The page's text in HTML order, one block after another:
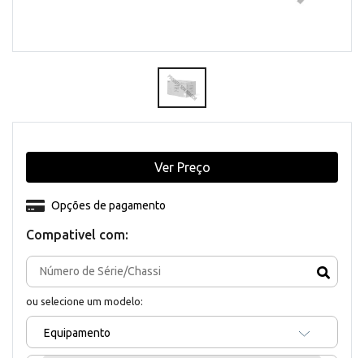
Compativel com:
ou selecione um modelo:
Equipamento
Opções de pagamento
Ver Preço